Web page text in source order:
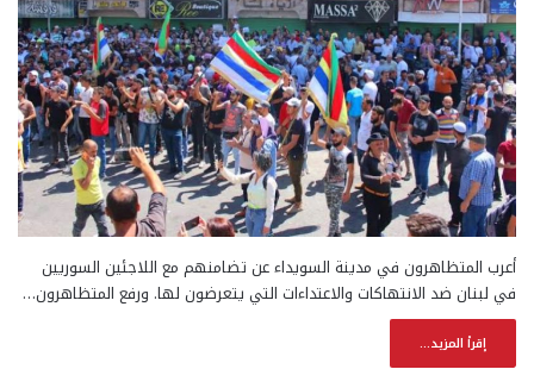
أعرب المتظاهرون في مدينة السويداء عن تضامنهم مع اللاجئين السوريين
في لبنان ضد الانتهاكات والاعتداءات التي يتعرضون لها. ورفع المتظاهرون…
إقرأ المزيد...